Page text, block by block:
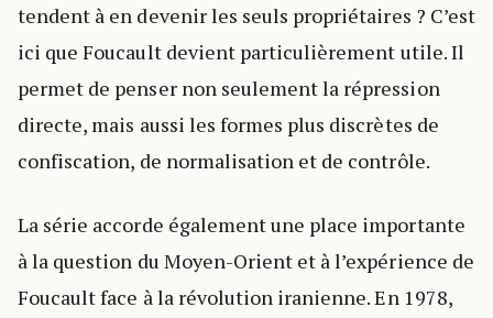
tendent à en devenir les seuls propriétaires ? C’est
ici que Foucault devient particulièrement utile. Il
permet de penser non seulement la répression
directe, mais aussi les formes plus discrètes de
confiscation, de normalisation et de contrôle.
La série accorde également une place importante
à la question du Moyen-Orient et à l’expérience de
Foucault face à la révolution iranienne. En 1978,